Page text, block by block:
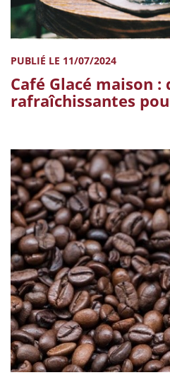
PUBLIÉ LE 11/07/2024
Café Glacé maison :
rafraîchissantes